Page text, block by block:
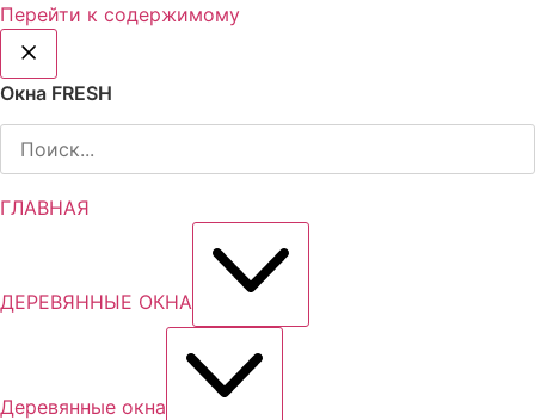
Перейти к содержимому
Окна FRESH
ГЛАВНАЯ
ДЕРЕВЯННЫЕ ОКНА
Деревянные окна